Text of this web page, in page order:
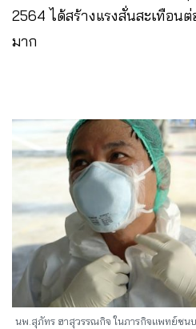
2564 ได้สร้างแรงสั่นสะเทือน
มาก
นพ.สุภัทร ฮาสุวรรณกิจ ในภารกิจแพทย์ชน